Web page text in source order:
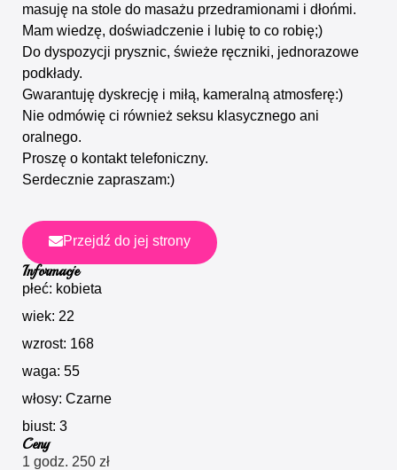
masuję na stole do masażu przedramionami i dłońmi.
Mam wiedzę, doświadczenie i lubię to co robię;)
Do dyspozycji prysznic, świeże ręczniki, jednorazowe
podkłady.
Gwarantuję dyskrecję i miłą, kameralną atmosferę:)
Nie odmówię ci również seksu klasycznego ani
oralnego.
Proszę o kontakt telefoniczny.
Serdecznie zapraszam:)
Przejdź do jej strony
Informacje
płeć: kobieta
wiek: 22
wzrost: 168
waga: 55
włosy: Czarne
biust: 3
Ceny
1 godz. 250 zł